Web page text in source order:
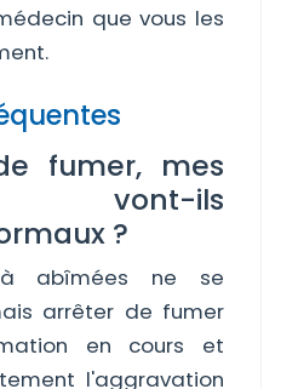
que vous les
fumer, mes
vont-ils
?
abîmées ne se
arrêter de fumer
en cours et
l'aggravation